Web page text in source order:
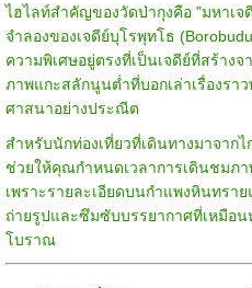
ไฮไลท์สำคัญของวัดป่ากุงคือ "มหาเ
จำลองของเจดีย์บุโรพุทโธ
ความพิเศษอยู่ตรงที่เป็นเจดีย์ที่สร้าง
ภาพแกะสลักนูนต่ำที่บอกเล่าเรื่องรา
ศาสนาอย่างประณีต
สำหรับนักท่องเที่ยวที่เดินทางมาจากไ
ช่วยให้คุณกำหนดเวลาการเดินชมภา
เพราะรายละเอียดบนกำแพงหินทร
ถ่ายรูปและซึมซับบรรยากาศที่เหมือ
โบราณ